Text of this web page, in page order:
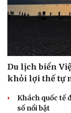
Văn hóa
Sân khấu - Điện ảnh
Du lịch biển
khỏi lợi thế tự
Khách quốc tế
số nổi bật